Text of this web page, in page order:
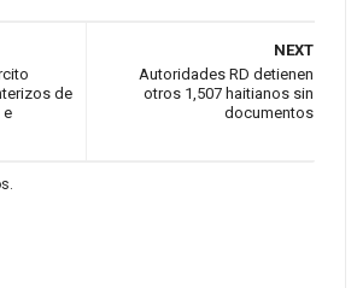
NEXT
Autoridades RD detienen
otros 1,507 haitianos sin
documentos
de
e